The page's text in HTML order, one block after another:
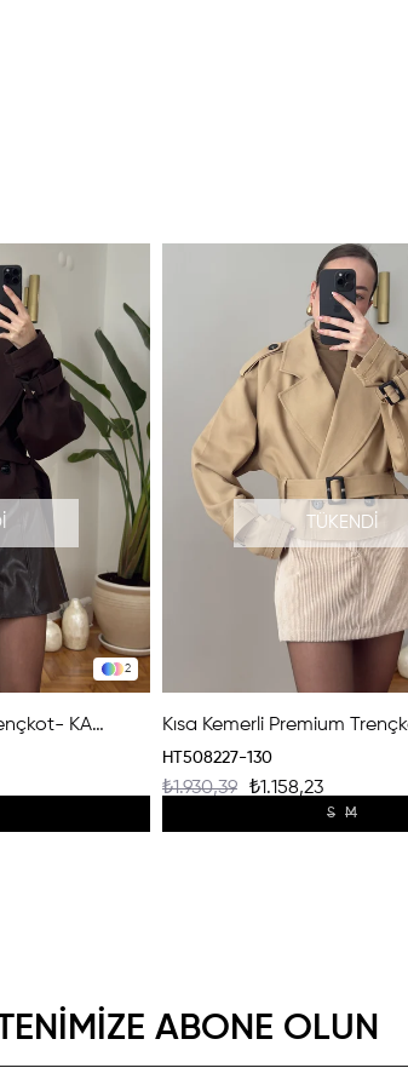
2
Kısa Kemerli Premium Trençkot- KAHVERENGİ
TÜKENDI
HT508227-130
₺1.158,23
₺1.930,39
S M
ABONE OLUN